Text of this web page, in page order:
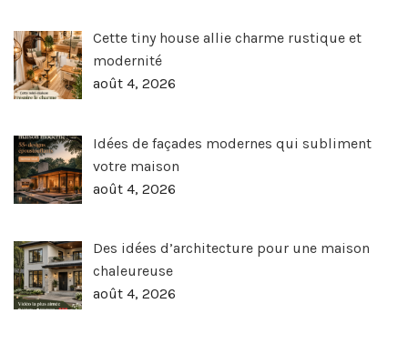
Cette tiny house allie charme rustique et
modernité
août 4, 2026
Idées de façades modernes qui subliment
votre maison
août 4, 2026
Des idées d’architecture pour une maison
chaleureuse
août 4, 2026